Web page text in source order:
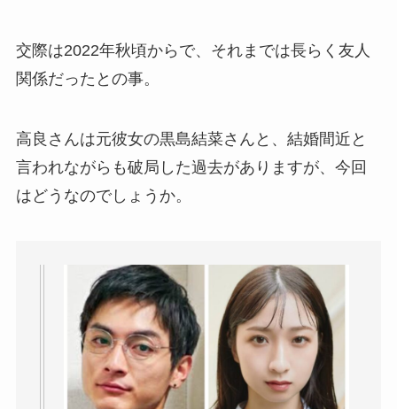
交際は2022年秋頃からで、それまでは長らく友人
関係だったとの事。
高良さんは元彼女の黒島結菜さんと、結婚間近と
言われながらも破局した過去がありますが、今回
はどうなのでしょうか。